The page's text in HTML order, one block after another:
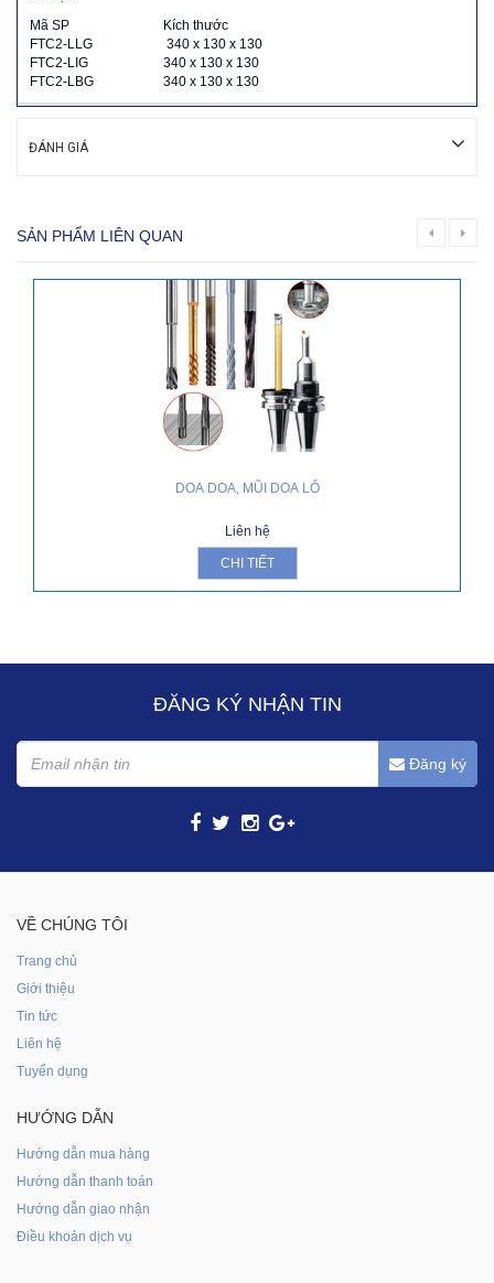
Mã SP
Kích thước
FTC2-LLG
340 x 130 x 130
FTC2-LIG
340 x 130 x 130
FTC2-LBG
340 x 130 x 130
ĐÁNH GIÁ
SẢN PHẨM LIÊN QUAN
DOA DOA, MŨI DOA LỖ
Liên hệ
CHI TIẾT
ĐĂNG KÝ NHẬN TIN
Đăng ký
VỀ CHÚNG TÔI
Trang chủ
Giới thiệu
Tin tức
Liên hệ
Tuyển dụng
HƯỚNG DẪN
Hướng dẫn mua hàng
Hướng dẫn thanh toán
Hướng dẫn giao nhận
Điều khoản dịch vụ